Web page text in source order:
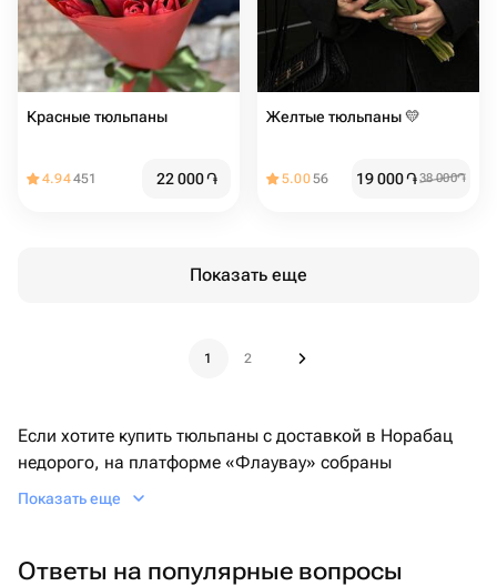
Красные тюльпаны
4.94451 22 000֏
Желтые тюльпаны 💛
5.0056 19 000֏38 000֏
Показать еще
1 2
Если хотите купить тюльпаны с доставкой в Норабац
недорого, на платформе «Флаувау» собраны
монокомпозиции в крафтовой бумаге, авторские
Показать еще
Ответы на популярные вопросы